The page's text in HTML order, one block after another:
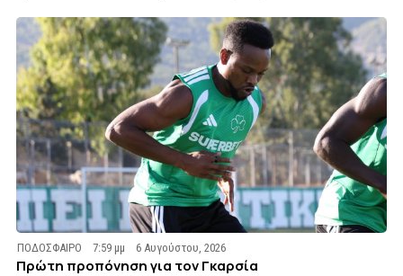
ΠΟΔΟΣΦΑΙΡΟ 7:59 μμ 6 Αυγούστου, 2026
Πρώτη προπόνηση για τον Γκαρσία